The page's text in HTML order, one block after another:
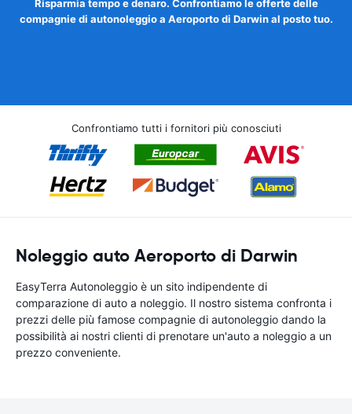
Risparmia tempo e denaro. Confrontiamo le offerte delle
compagnie di autonoleggio a Aeroporto di Darwin al posto tuo.
Confrontiamo tutti i fornitori più conosciuti
Noleggio auto Aeroporto di Darwin
EasyTerra Autonoleggio è un sito indipendente di
comparazione di auto a noleggio. Il nostro sistema confronta i
prezzi delle più famose compagnie di autonoleggio dando la
possibilità ai nostri clienti di prenotare un'auto a noleggio a un
prezzo conveniente.